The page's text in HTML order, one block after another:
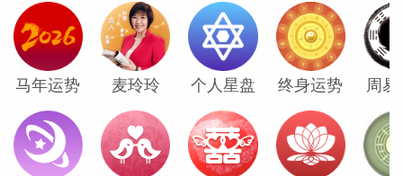
『天秤座』巅峰时刻。
本周标志着6个月努力的开花结果。在去年
圣诞节，发生在你太阳星盘基底宫位的新月
马年运势 麦玲玲 个人星盘 终身运势 周易